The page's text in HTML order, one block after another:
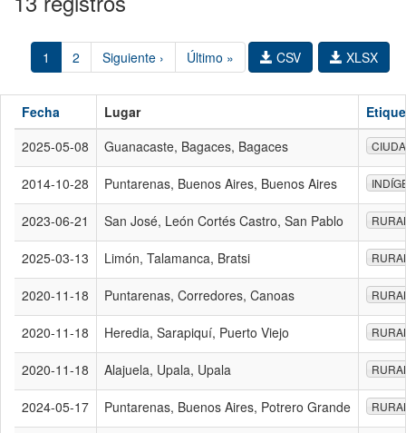
1 2 Siguiente › Último » XLSX
CSV
Fecha Lugar
2025-05-08
Guanacaste, Bagaces, Bagaces
2014-10-28 Puntarenas, Buenos Aires, Buenos Aires
2023-06-21 San José, León Cortés Castro, San Pablo
2025-03-13 Limón, Talamanca, Bratsi
2020-11-18 Puntarenas, Corredores, Canoas
2020-11-18 Heredia, Sarapiquí, Puerto Viejo
2020-11-18 Alajuela, Upala, Upala
2024-05-17 Puntarenas, Buenos Aires, Potrero Grande